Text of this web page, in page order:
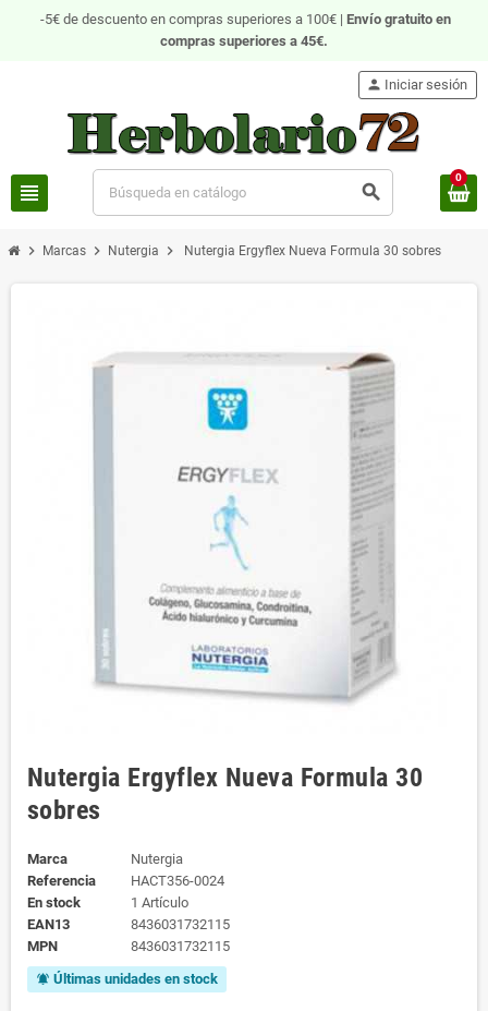
-5€ de descuento en compras superiores a 100€ | Envío gratuito en
compras superiores a 45€.
view_headline search
person Iniciar sesión
0
chevron_right Marcas chevron_right Nutergia chevron_right Nutergia Ergyflex Nueva Formula 30 sobres
Nutergia Ergyflex Nueva Formula 30
sobres
Marca
Nutergia
Referencia
HACT356-0024
En stock
1 Artículo
EAN13
8436031732115
MPN
8436031732115
notifications_active Últimas unidades en stock